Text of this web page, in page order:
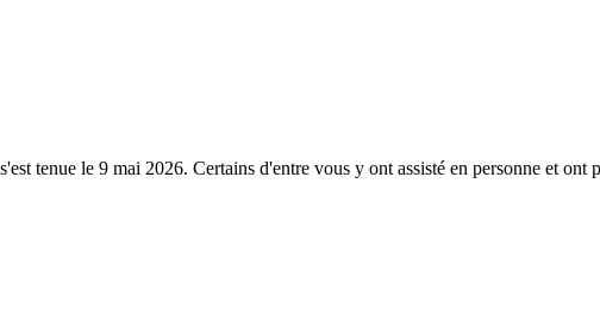
tenue le 9 mai 2026. Certains d'entre vous y ont assisté en personne et ont